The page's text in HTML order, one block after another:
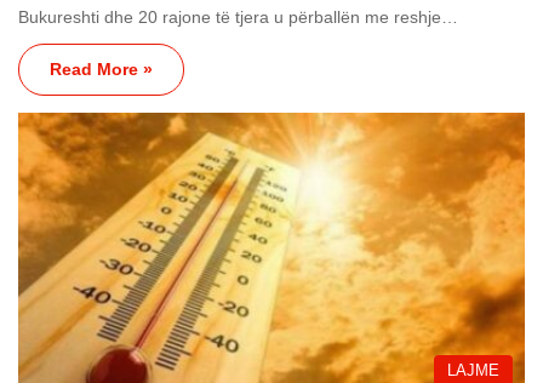
Bukureshti dhe 20 rajone të tjera u përballën me reshje…
Read More »
LAJME